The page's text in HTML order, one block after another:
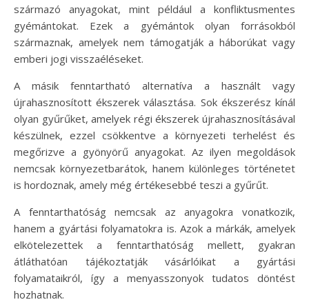
származó anyagokat, mint például a konfliktusmentes
gyémántokat. Ezek a gyémántok olyan forrásokból
származnak, amelyek nem támogatják a háborúkat vagy
emberi jogi visszaéléseket.
A másik fenntartható alternatíva a használt vagy
újrahasznosított ékszerek választása. Sok ékszerész kínál
olyan gyűrűket, amelyek régi ékszerek újrahasznosításával
készülnek, ezzel csökkentve a környezeti terhelést és
megőrizve a gyönyörű anyagokat. Az ilyen megoldások
nemcsak környezetbarátok, hanem különleges történetet
is hordoznak, amely még értékesebbé teszi a gyűrűt.
A fenntarthatóság nemcsak az anyagokra vonatkozik,
hanem a gyártási folyamatokra is. Azok a márkák, amelyek
elkötelezettek a fenntarthatóság mellett, gyakran
átláthatóan tájékoztatják vásárlóikat a gyártási
folyamataikról, így a menyasszonyok tudatos döntést
hozhatnak.